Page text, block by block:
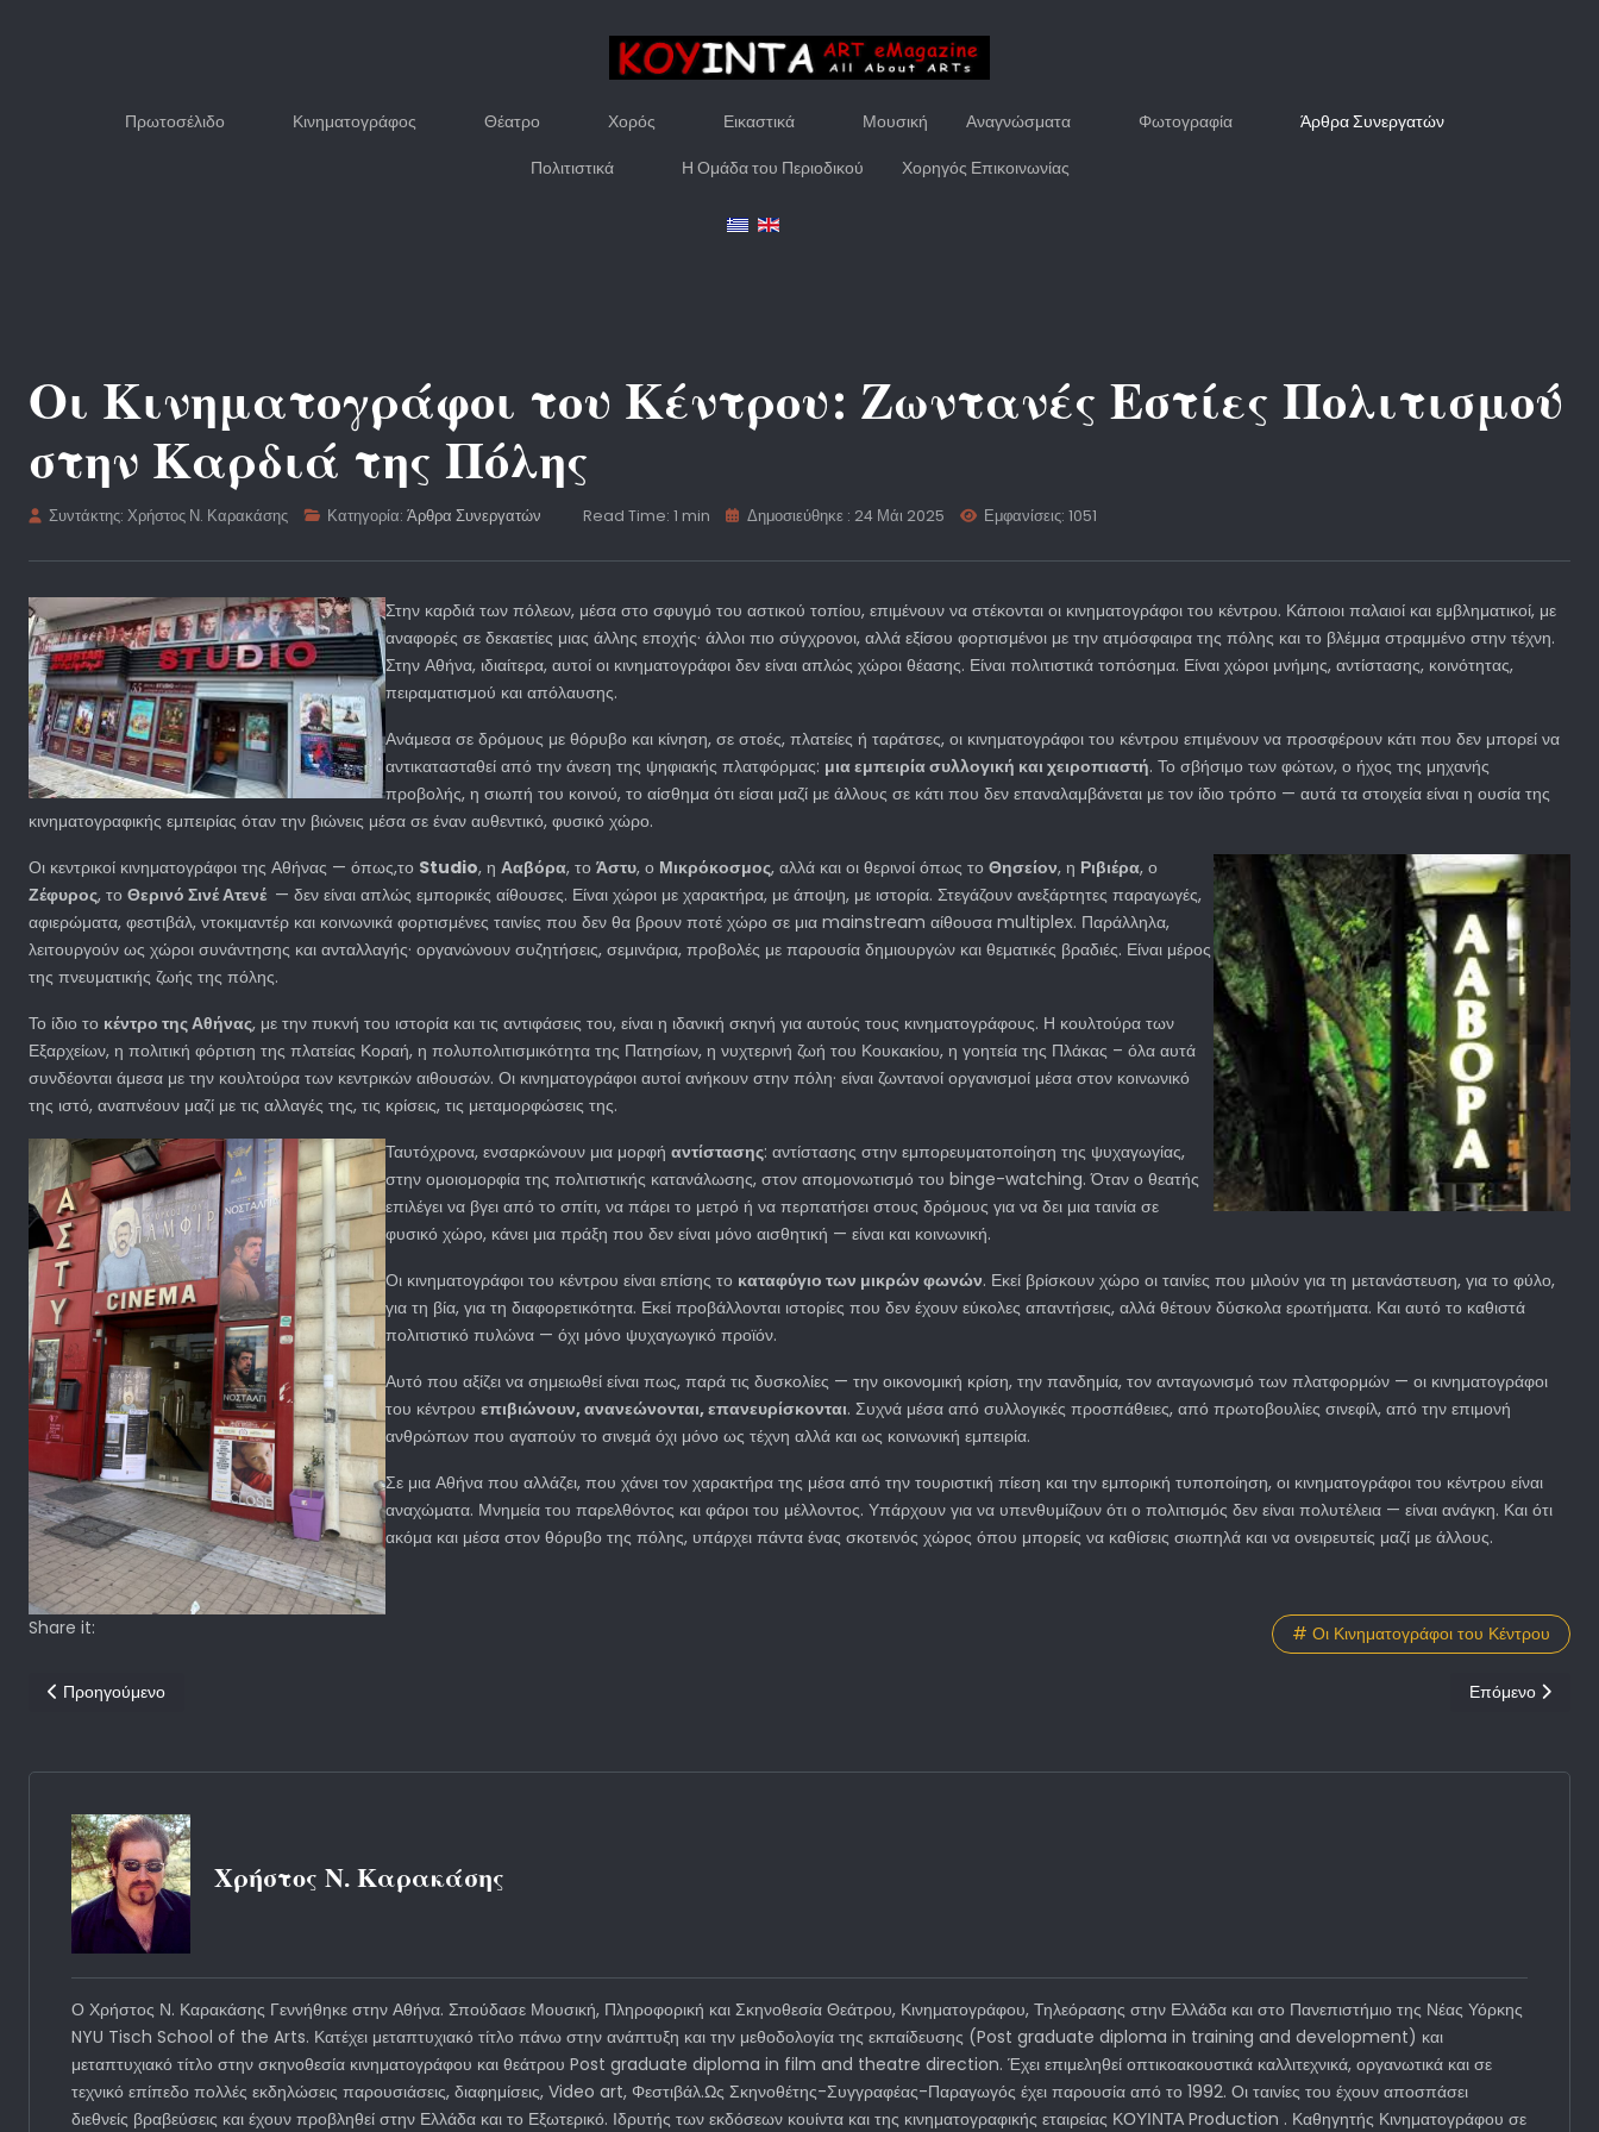
Πρωτοσέλιδο Κινηματογράφος Θέατρο Χορός Εικαστικά Μουσική Αναγνώσματα Φωτογραφία Άρθρα Συνεργατών
Πολιτιστικά Η Ομάδα του Περιοδικού Χορηγός Επικοινωνίας
Οι Κινηματογράφοι του Κέντρου: Ζωντανές Εστίες Πολιτισμού
στην Καρδιά της Πόλης
Συντάκτης:Χρήστος Ν. Καρακάσης Κατηγορία:Άρθρα Συνεργατών Read Time: 1 min Δημοσιεύθηκε : 24 Μάι 2025 Εμφανίσεις: 1051
Στην καρδιά των πόλεων, μέσα στο σφυγμό του αστικού τοπίου, επιμένουν να στέκονται οι κινηματογράφοι του κέντρου. Κάποιοι παλαιοί και εμβληματικοί, με
αναφορές σε δεκαετίες μιας άλλης εποχής· άλλοι πιο σύγχρονοι, αλλά εξίσου φορτισμένοι με την ατμόσφαιρα της πόλης και το βλέμμα στραμμένο στην τέχνη.
Στην Αθήνα, ιδιαίτερα, αυτοί οι κινηματογράφοι δεν είναι απλώς χώροι θέασης. Είναι πολιτιστικά τοπόσημα. Είναι χώροι μνήμης, αντίστασης, κοινότητας,
πειραματισμού και απόλαυσης.
Ανάμεσα σε δρόμους με θόρυβο και κίνηση, σε στοές, πλατείες ή ταράτσες, οι κινηματογράφοι του κέντρου επιμένουν να προσφέρουν κάτι που δεν μπορεί να
αντικατασταθεί από την άνεση της ψηφιακής πλατφόρμας: μια εμπειρία συλλογική και χειροπιαστή. Το σβήσιμο των φώτων, ο ήχος της μηχανής
προβολής, η σιωπή του κοινού, το αίσθημα ότι είσαι μαζί με άλλους σε κάτι που δεν επαναλαμβάνεται με τον ίδιο τρόπο — αυτά τα στοιχεία είναι η ουσία της
κινηματογραφικής εμπειρίας όταν την βιώνεις μέσα σε έναν αυθεντικό, φυσικό χώρο.
Οι κεντρικοί κινηματογράφοι της Αθήνας — όπως,το Studio, η Ααβόρα, το Άστυ, ο Μικρόκοσμος, αλλά και οι θερινοί όπως το Θησείον, η Ριβιέρα, ο
Ζέφυρος, το Θερινό Σινέ Ατενέ — δεν είναι απλώς εμπορικές αίθουσες. Είναι χώροι με χαρακτήρα, με άποψη, με ιστορία. Στεγάζουν ανεξάρτητες παραγωγές,
αφιερώματα, φεστιβάλ, ντοκιμαντέρ και κοινωνικά φορτισμένες ταινίες που δεν θα βρουν ποτέ χώρο σε μια mainstream αίθουσα multiplex. Παράλληλα,
λειτουργούν ως χώροι συνάντησης και ανταλλαγής· οργανώνουν συζητήσεις, σεμινάρια, προβολές με παρουσία δημιουργών και θεματικές βραδιές. Είναι μέρος
της πνευματικής ζωής της πόλης.
Το ίδιο το κέντρο της Αθήνας, με την πυκνή του ιστορία και τις αντιφάσεις του, είναι η ιδανική σκηνή για αυτούς τους κινηματογράφους. Η κουλτούρα των
Εξαρχείων, η πολιτική φόρτιση της πλατείας Κοραή, η πολυπολιτισμικότητα της Πατησίων, η νυχτερινή ζωή του Κουκακίου, η γοητεία της Πλάκας – όλα αυτά
συνδέονται άμεσα με την κουλτούρα των κεντρικών αιθουσών. Οι κινηματογράφοι αυτοί ανήκουν στην πόλη· είναι ζωντανοί οργανισμοί μέσα στον κοινωνικό
της ιστό, αναπνέουν μαζί με τις αλλαγές της, τις κρίσεις, τις μεταμορφώσεις της.
Ταυτόχρονα, ενσαρκώνουν μια μορφή αντίστασης: αντίστασης στην εμπορευματοποίηση της ψυχαγωγίας,
στην ομοιομορφία της πολιτιστικής κατανάλωσης, στον απομονωτισμό του binge-watching. Όταν ο θεατής
επιλέγει να βγει από το σπίτι, να πάρει το μετρό ή να περπατήσει στους δρόμους για να δει μια ταινία σε
φυσικό χώρο, κάνει μια πράξη που δεν είναι μόνο αισθητική — είναι και κοινωνική.
Οι κινηματογράφοι του κέντρου είναι επίσης το καταφύγιο των μικρών φωνών. Εκεί βρίσκουν χώρο οι ταινίες που μιλούν για τη μετανάστευση, για το φύλο,
για τη βία, για τη διαφορετικότητα. Εκεί προβάλλονται ιστορίες που δεν έχουν εύκολες απαντήσεις, αλλά θέτουν δύσκολα ερωτήματα. Και αυτό το καθιστά
πολιτιστικό πυλώνα — όχι μόνο ψυχαγωγικό προϊόν.
Αυτό που αξίζει να σημειωθεί είναι πως, παρά τις δυσκολίες — την οικονομική κρίση, την πανδημία, τον ανταγωνισμό των πλατφορμών — οι κινηματογράφοι
του κέντρου επιβιώνουν, ανανεώνονται, επανευρίσκονται. Συχνά μέσα από συλλογικές προσπάθειες, από πρωτοβουλίες σινεφίλ, από την επιμονή
ανθρώπων που αγαπούν το σινεμά όχι μόνο ως τέχνη αλλά και ως κοινωνική εμπειρία.
Σε μια Αθήνα που αλλάζει, που χάνει τον χαρακτήρα της μέσα από την τουριστική πίεση και την εμπορική τυποποίηση, οι κινηματογράφοι του κέντρου είναι
αναχώματα. Μνημεία του παρελθόντος και φάροι του μέλλοντος. Υπάρχουν για να υπενθυμίζουν ότι ο πολιτισμός δεν είναι πολυτέλεια — είναι ανάγκη. Και ότι
ακόμα και μέσα στον θόρυβο της πόλης, υπάρχει πάντα ένας σκοτεινός χώρος όπου μπορείς να καθίσεις σιωπηλά και να ονειρευτείς μαζί με άλλους.
Share it: # Οι Κινηματογράφοι του Κέντρου
Προηγούμενο άρθρο: Η Αφηγηματική Λειτουργία του Κινηματογράφου στην Ψηφιακή Εποχή
Προηγούμενο Επόμενο άρθρο:
Επόμενο
Χρήστος Ν. Καρακάσης
Ο Χρήστος Ν. Καρακάσης Γεννήθηκε στην Αθήνα. Σπούδασε Μουσική, Πληροφορική και Σκηνοθεσία Θεάτρου, Κινηματογράφου, Τηλεόρασης στην Ελλάδα και στο Πανεπιστήμιο της Νέας Υόρκης
NYU Tisch School of the Arts. Κατέχει μεταπτυχιακό τίτλο πάνω στην ανάπτυξη και την μεθοδολογία της εκπαίδευσης (Post graduate diploma in training and development) και
μεταπτυχιακό τίτλο στην σκηνοθεσία κινηματογράφου και θεάτρου Post graduate diploma in film and theatre direction. Έχει επιμεληθεί οπτικοακουστικά καλλιτεχνικά, οργανωτικά και σε
τεχνικό επίπεδο πολλές εκδηλώσεις παρουσιάσεις, διαφημίσεις, Video art, Φεστιβάλ.Ως Σκηνοθέτης-Συγγραφέας-Παραγωγός έχει παρουσία από το 1992. Οι ταινίες του έχουν αποσπάσει
διεθνείς βραβεύσεις και έχουν προβληθεί στην Ελλάδα και το Εξωτερικό. Ιδρυτής των εκδόσεων κουίντα και της κινηματογραφικής εταιρείας ΚΟΥΙΝΤΑ Production . Καθηγητής Κινηματογράφου σε